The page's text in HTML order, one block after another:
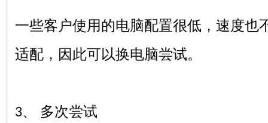
一些客户使用的电脑配置很低，速度也
适配，因此可以换电脑尝试。
3、 多次尝试